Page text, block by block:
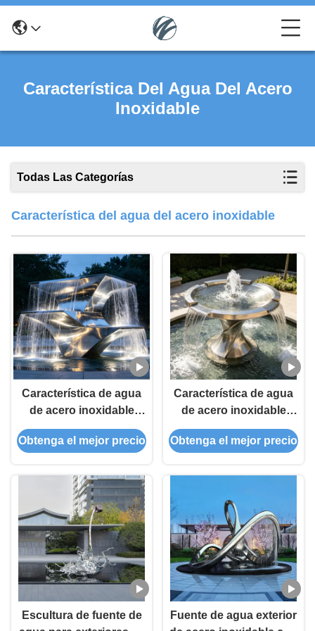
Característica Del Agua Del Acero
Inoxidable
Todas Las Categorías
Característica del agua del acero inoxidable
Característica de agua
de acero inoxidable
Escultura de fuente de
jardín al aire libre
para puntos focales del
paisaje y mejoras del
patio
Obtenga el mejor precio
Característica de agua
de acero inoxidable
Escultura de fuente de
jardín al aire libre
espacios públicos y
comerciales
Obtenga el mejor precio
Escultura de fuente de
Fuente de agua exterior